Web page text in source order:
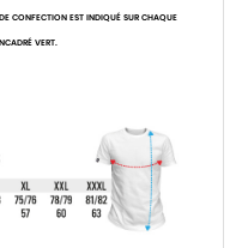
CONFECTION EST INDIQUÉ SUR CHAQUE
VERT.